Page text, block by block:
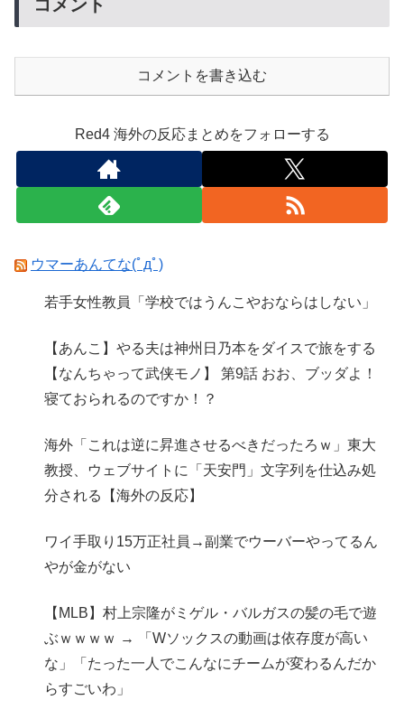
コメント
コメントを書き込む
Red4 海外の反応まとめをフォローする
ウマーあんてな(ﾟдﾟ)
若手女性教員「学校ではうんこやおならはしない」
【あんこ】やる夫は神州日乃本をダイスで旅をする
【なんちゃって武侠モノ】 第9話 おお、ブッダよ！
寝ておられるのですか！？
海外「これは逆に昇進させるべきだったろｗ」東大
教授、ウェブサイトに「天安門」文字列を仕込み処
分される【海外の反応】
ワイ手取り15万正社員→副業でウーバーやってるん
やが金がない
【MLB】村上宗隆がミゲル・バルガスの髪の毛で遊
ぶｗｗｗｗ → 「Wソックスの動画は依存度が高い
な」「たった一人でこんなにチームが変わるんだか
らすごいわ」